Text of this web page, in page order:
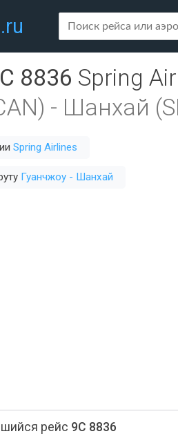
8836 Spring
- Шанхай
Spring Airlines
Гуанчжоу - Шанхай
рейс 9C 8836